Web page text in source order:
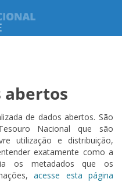
abertos
de dados abertos. São
Nacional que são
utilização e distribuição,
exatamente como a
os metadados que os
acesse esta página